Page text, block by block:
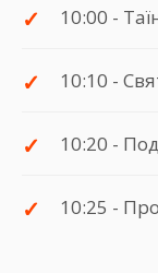
10:00 -
10:10 -
10:20 -
10:25 -